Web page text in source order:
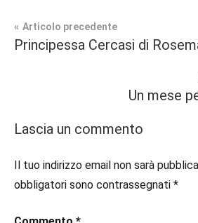
Tag
#booklover,
#ebook
#inlibreria,
Fantasy
Navigazione
Articolo precedente
Principessa Cercasi di
Un mese
Lascia un commento
Il tuo indirizzo email non sarà
obbligatori sono contrassegnati *